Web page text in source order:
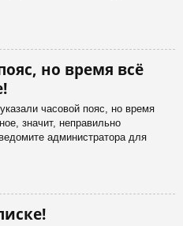
но время всё
часовой пояс, но время
значит, неправильно
администратора для